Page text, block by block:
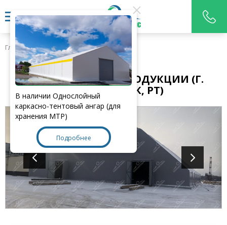
Главная > Наши работы
СКЛАД ГОТОВОЙ ПРОДУКЦИИ (Г.
НИЖНЕКАМСК, РТ)
В наличии Однослойный
каркасно-тентовый ангар (для
хранения МТР)
Подробнее